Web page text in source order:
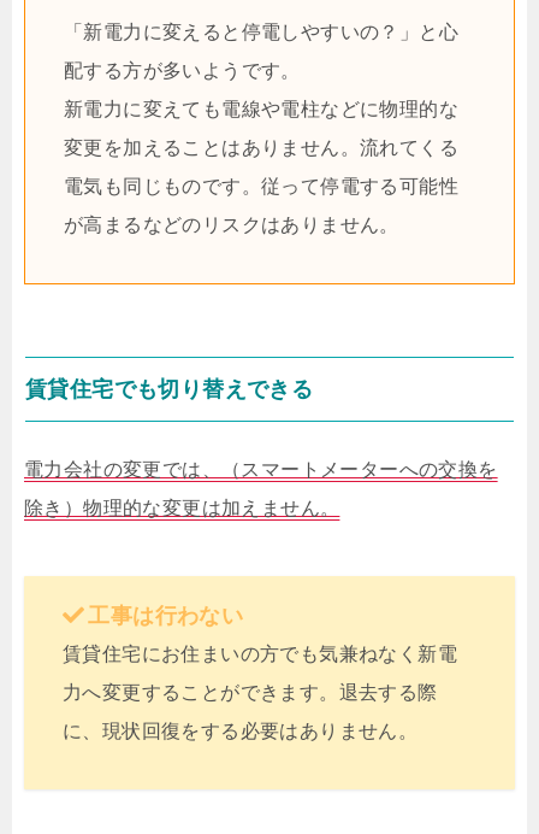
「新電力に変えると停電しやすいの？」と心
配する方が多いようです。
新電力に変えても電線や電柱などに物理的な
変更を加えることはありません。流れてくる
電気も同じものです。従って停電する可能性
が高まるなどのリスクはありません。
賃貸住宅でも切り替えできる
電力会社の変更では、（スマートメーターへの交換を
除き）物理的な変更は加えません。
工事は行わない
賃貸住宅にお住まいの方でも気兼ねなく新電
力へ変更することができます。退去する際
に、現状回復をする必要はありません。